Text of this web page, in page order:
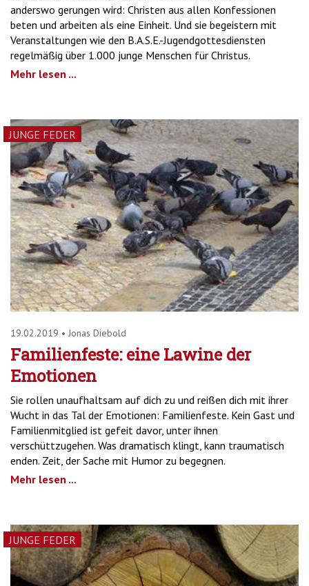
anderswo gerungen wird: Christen aus allen Konfessionen
beten und arbeiten als eine Einheit. Und sie begeistern mit
Veranstaltungen wie den B.A.S.E.-Jugendgottesdiensten
regelmäßig über 1.000 junge Menschen für Christus.
Mehr lesen ...
JUNGE FEDER
19.02.2019 • Jonas Diebold
Familienfeste: eine Lawine der
Emotionen
Sie rollen unaufhaltsam auf dich zu und reißen dich mit ihrer
Wucht in das Tal der Emotionen: Familienfeste. Kein Gast und
Familienmitglied ist gefeit davor, unter ihnen
verschüttzugehen. Was dramatisch klingt, kann traumatisch
enden. Zeit, der Sache mit Humor zu begegnen.
Mehr lesen ...
JUNGE FEDER